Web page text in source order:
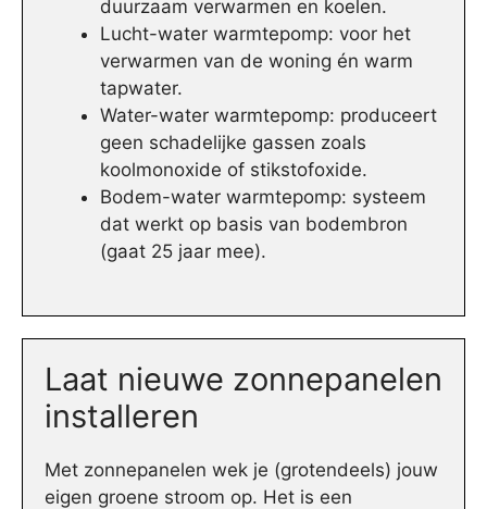
duurzaam verwarmen en koelen.
Lucht-water warmtepomp: voor het
verwarmen van de woning én warm
tapwater.
Water-water warmtepomp: produceert
geen schadelijke gassen zoals
koolmonoxide of stikstofoxide.
Bodem-water warmtepomp: systeem
dat werkt op basis van bodembron
(gaat 25 jaar mee).
Laat nieuwe zonnepanelen
installeren
Met zonnepanelen wek je (grotendeels) jouw
eigen groene stroom op. Het is een